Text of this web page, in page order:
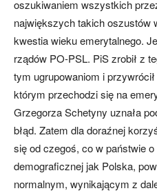
oszukiwaniem wszystkich
największych takich oszustów
kwestia wieku emerytalnego.
rządów PO-PSL. PiS zrobił z
tym ugrupowaniom i
którym przechodzi się na
Grzegorza Schetyny uznała
błąd. Zatem dla doraźnej
się od czegoś, co w państwie
demograficznej jak Polska,
normalnym, wynikającym z